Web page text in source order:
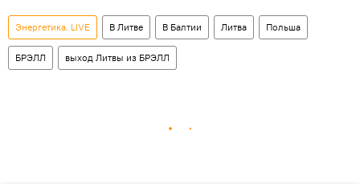
Энергетика. LIVE В Литве В Балтии Литва Польша
БРЭЛЛ выход Литвы из БРЭЛЛ